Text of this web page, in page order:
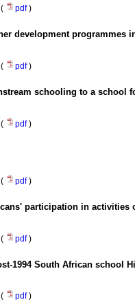
pdf)
development programmes
pdf)
schooling to a school
pdf)
pdf)
participation in
pdf)
1994 South African school
pdf)